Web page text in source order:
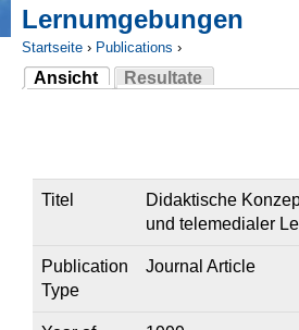
Lernumgebungen
Sie sind hier
Startseite › Publications ›
Ansicht
(aktiver Reiter)
Resultate
Titel
Didaktische
und telemedialer
Publication
Type
Journal Article